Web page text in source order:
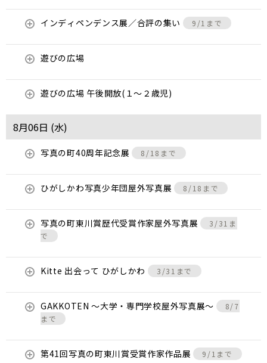
インディペンデンス展／合評の集い 9/1まで
遊びの広場
遊びの広場 午後開放(１～２歳児)
8月06日 (水)
写真の町40周年記念展 8/18まで
ひがしかわ写真少年団屋外写真展 8/18まで
写真の町東川賞歴代受賞作家屋外写真展
3/31ま
で
Kitte 出会って ひがしかわ 3/31まで
GAKKOTEN ～大学・専門学校屋外写真展～
8/7
まで
第41回写真の町東川賞受賞作家作品展 9/1まで